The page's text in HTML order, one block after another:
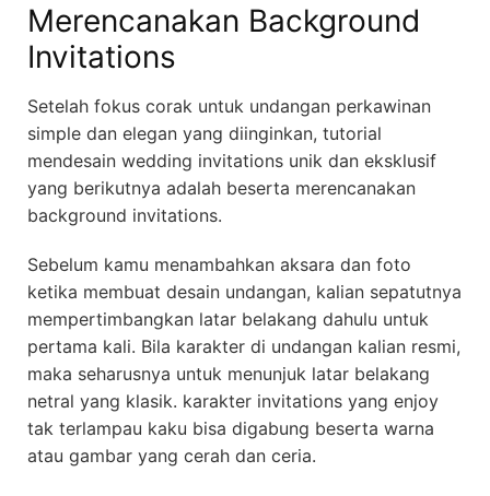
Merencanakan Background
Invitations
Setelah fokus corak untuk undangan perkawinan
simple dan elegan yang diinginkan, tutorial
mendesain wedding invitations unik dan eksklusif
yang berikutnya adalah beserta merencanakan
background invitations.
Sebelum kamu menambahkan aksara dan foto
ketika membuat desain undangan, kalian sepatutnya
mempertimbangkan latar belakang dahulu untuk
pertama kali. Bila karakter di undangan kalian resmi,
maka seharusnya untuk menunjuk latar belakang
netral yang klasik. karakter invitations yang enjoy
tak terlampau kaku bisa digabung beserta warna
atau gambar yang cerah dan ceria.